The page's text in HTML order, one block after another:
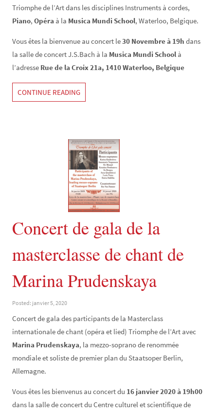
Triomphe de l’Art dans les disciplines Instruments à cordes,
Piano, Opéra à la Musica Mundi School, Waterloo, Belgique.
Vous êtes la bienvenue au concert le30 Novembre à 19h dans
la salle de concert J.S.Bach à la Musica Mundi School à
l’adresse Rue de la Croix 21a, 1410 Waterloo, Belgique
CONTINUE READING
Concert de gala de la
masterclasse de chant de
Marina Prudenskaya
Posted: janvier 5, 2020
Concert de gala des participants de la Masterclass
internationale de chant (opéra et lied) Triomphe de l’Art avec
Marina Prudenskaya, la mezzo-soprano de renommée
mondiale et soliste de premier plan du Staatsoper Berlin,
Allemagne.
Vous êtes les bienvenus au concert du 16 janvier 2020 à 19h00
dans la salle de concert du Centre culturel et scientifique de